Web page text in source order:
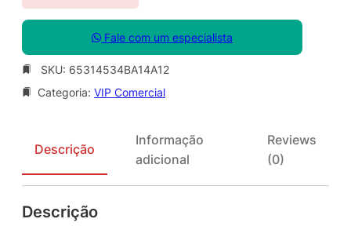
Fale com um especialista
SKU: 65314534BA14A12
Categoria: VIP Comercial
Descrição
Informação
adicional
Reviews
(0)
Descrição